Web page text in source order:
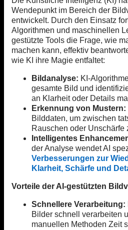
Wendepunkt im Bereich der
entwickelt. Durch den Einsatz
Algorithmen und maschinellen
gestützte Tools die Frage, wie
machen kann, effektiv
wie KI ihre Magie entfaltet:
Bildanalyse: KI-
gesamte Bild und
an Klarheit oder Details
Erkennung von Mustern:
Bilddaten, um zwischen
Rauschen oder Unschärfe
Intelligentes
der Analyse wendet AI
Verbesserungen zur
Klarheit, Schärfe und
Vorteile der AI-gestützten
Schnellere Verarbeitung:
Bilder schnell verarbeiten
manuellen Methoden Zeit